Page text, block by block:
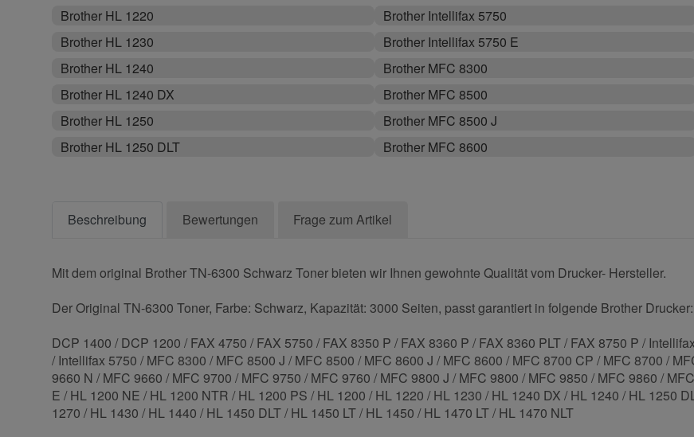
Brother HL 1220
Brother HL 1230
Brother HL 1240
Brother HL 1240 DX
Brother HL 1250
Brother HL 1250 DLT
Brother Intellifax 5750
Brother Intellifax 5750 E
Brother MFC 8300
Brother MFC 8500
Brother MFC 8500 J
Brother MFC 8600
Beschreibung Bewertungen Frage zum Artikel
Mit dem original Brother TN-6300 Schwarz Toner bieten wir Ihnen gewohnte Qualität vom Drucker- Hersteller.
Der Original TN-6300 Toner, Farbe: Schwarz, Kapazität: 3000 Seiten, passt garantiert in folgende Brother Drucker:
DCP 1400 / DCP 1200 / FAX 4750 / FAX 5750 / FAX 8350 P / FAX 8360 P / FAX 8360 PLT / FAX 8750 P /
/ Intellifax 5750 / MFC 8300 / MFC 8500 J / MFC 8500 / MFC 8600 J / MFC 8600 / MFC 8700 CP / MFC 8700 /
9660 N / MFC 9660 / MFC 9700 / MFC 9750 / MFC 9760 / MFC 9800 J / MFC 9800 / MFC 9850 / MFC 9860 /
E / HL 1200 NE / HL 1200 NTR / HL 1200 PS / HL 1200 / HL 1220 / HL 1230 / HL 1240 DX / HL 1240 / HL 1250
1270 / HL 1430 / HL 1440 / HL 1450 DLT / HL 1450 LT / HL 1450 / HL 1470 LT / HL 1470 NLT